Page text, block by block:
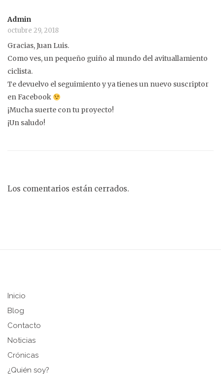
Admin
octubre 29, 2018
Gracias, Juan Luis.
Como ves, un pequeño guiño al mundo del avituallamiento
ciclista.
Te devuelvo el seguimiento y ya tienes un nuevo suscriptor
en Facebook
¡Mucha suerte con tu proyecto!
¡Un saludo!
Los comentarios están cerrados.
Inicio
Blog
Contacto
Noticias
Crónicas
¿Quién soy?